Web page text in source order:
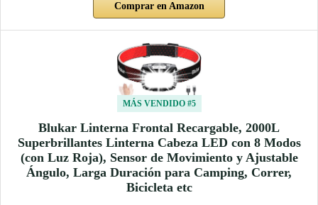
Comprar en Amazon
MÁS VENDIDO #5
Blukar Linterna Frontal Recargable, 2000L
Superbrillantes Linterna Cabeza LED con 8 Modos
(con Luz Roja), Sensor de Movimiento y Ajustable
Ángulo, Larga Duración para Camping, Correr,
Bicicleta etc